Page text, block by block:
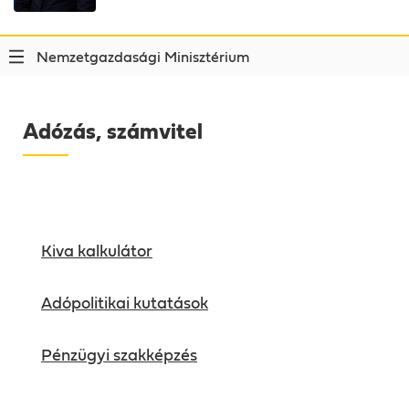
Nemzetgazdasági Minisztérium
Adózás, számvitel
Kiva kalkulátor
Adópolitikai kutatások
Pénzügyi szakképzés